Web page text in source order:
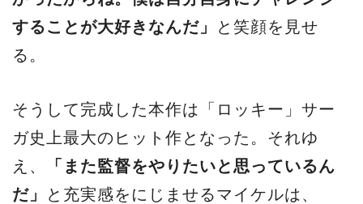
することが⼤好きなんだ」
と笑顔を⾒せ
る。
そうして完成した本作は「ロッキー」サー
ガ史上最⼤のヒット作となった。それゆ
え、
「また監督をやりたいと思っているん
だ」
と充実感をにじませるマイケルは、